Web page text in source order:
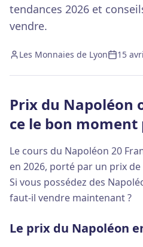
tendances 2026 et
vendre.
Les Monnaies de Lyon 15
Prix du Napoléon
ce le bon moment
Le cours du Napoléon 20
en 2026, porté par un prix
Si vous possédez des
faut-il vendre maintenant ?
Le prix du Napoléon